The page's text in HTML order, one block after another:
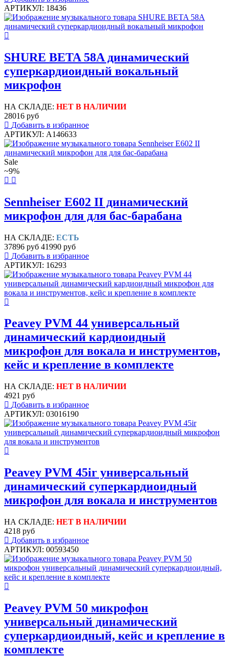
АРТИКУЛ: 18436
SHURE BETA 58A динамический
суперкардиоидный вокальный
микрофон
НА СКЛАДЕ: НЕТ В НАЛИЧИИ
28016 руб
Добавить в избранное
АРТИКУЛ: A146633
Sale
~9%
Sennheiser E602 II динамический
микрофон для для бас-барабана
НА СКЛАДЕ: ЕСТЬ
37896 руб 41990 руб
Добавить в избранное
АРТИКУЛ: 16293
Peavey PVM 44 универсальный
динамический кардиоидный
микрофон для вокала и инструментов,
кейс и крепление в комплекте
НА СКЛАДЕ: НЕТ В НАЛИЧИИ
4921 руб
Добавить в избранное
АРТИКУЛ: 03016190
Peavey PVM 45ir универсальный
динамический суперкардиоидный
микрофон для вокала и инструментов
НА СКЛАДЕ: НЕТ В НАЛИЧИИ
4218 руб
Добавить в избранное
АРТИКУЛ: 00593450
Peavey PVM 50 микрофон
универсальный динамический
суперкардиоидный, кейс и крепление в
комплекте